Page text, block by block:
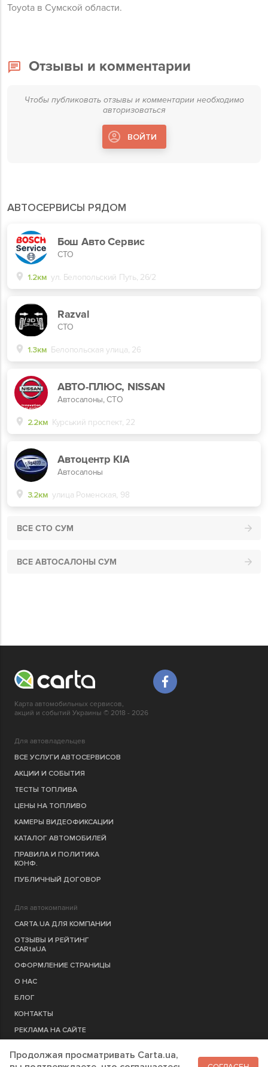
Toyota в Сумской области.
АВТОСЕРВИСЫ РЯДОМ
Бош Авто Сервис
СТО
1.2км ул. Белопольский Путь, 26/2
Razval
СТО
1.3км Белопольская улица, 26
АВТО-ПЛЮС, NISSAN
Автосалоны, СТО
2.2км Курський проспект, 22
Автоцентр KIA
Автосалоны
3.2км улица Роменская, 98
ВСЕ СТО СУМ
ВСЕ АВТОСАЛОНЫ СУМ
Отзывы и комментарии
Чтобы публиковать отзывы и комментарии необходимо
авторизоваться
ВОЙТИ
Карта автомобильных сервисов,
акций и событий Украины © 2018 - 2026
Для автовладельцев
ВСЕ УСЛУГИ АВТОСЕРВИСОВ
АКЦИИ И СОБЫТИЯ
ТЕСТЫ ТОПЛИВА
ЦЕНЫ НА ТОПЛИВО
КАМЕРЫ ВИДЕОФИКСАЦИИ
КАТАЛОГ АВТОМОБИЛЕЙ
ПРАВИЛА И ПОЛИТИКА
КОНФ.
ПУБЛИЧНЫЙ ДОГОВОР
Для автокомпаний
CARTA.UA ДЛЯ КОМПАНИИ
ОТЗЫВЫ И РЕЙТИНГ
CARtaUA
ОФОРМЛЕНИЕ СТРАНИЦЫ
О НАС
БЛОГ
КОНТАКТЫ
РЕКЛАМА НА САЙТЕ
РЕГИСТРАЦИЯ КОМПАНИЮ
Продолжая просматривать Carta.ua,